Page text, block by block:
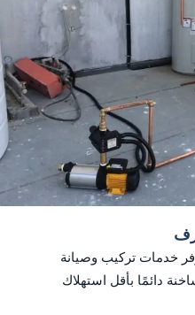
خدمات تركيب وصيانة
دائمًا بأقل استهلاك